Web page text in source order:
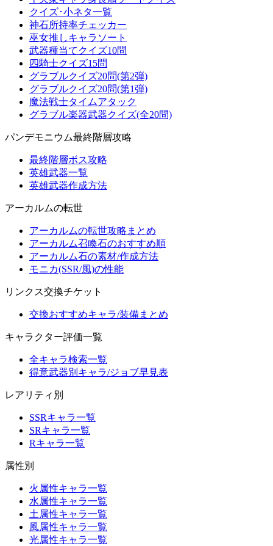
クイズ･小ネタ一覧
神石所持率チェッカー
巫女推しキャラソート
武器種当てクイズ10問
四騎士クイズ15問
グラブルクイズ20問(第2弾)
グラブルクイズ20問(第1弾)
魔法戦士タイムアタック
グラブル楽器武器クイズ(全20問)
パンデモニウム最終階層攻略
最終階層ボス攻略
英雄武器一覧
英雄武器作成方法
アーカルムの転世
アーカルムの転世攻略まとめ
アーカルム召喚石のおすすめ順
アーカルム石の素材/作成方法
モニカ(SSR/風)の性能
リンクス交換チケット
交換おすすめキャラ/装備まとめ
キャラクター評価一覧
全キャラ検索一覧
得意武器別キャラ/ジョブ早見表
レアリティ別
SSRキャラ一覧
SRキャラ一覧
Rキャラ一覧
属性別
火属性キャラ一覧
水属性キャラ一覧
土属性キャラ一覧
風属性キャラ一覧
光属性キャラ一覧